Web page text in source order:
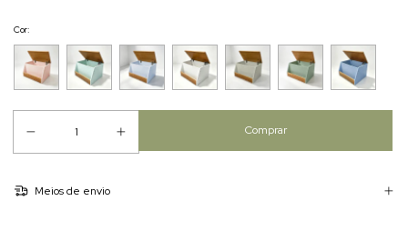
Cor:
Meios de envio